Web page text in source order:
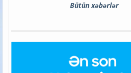
Bütün xəbərlər